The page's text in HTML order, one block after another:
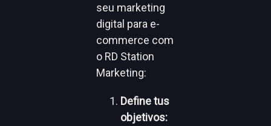
seu marketing
digital para e-
commerce com
o RD Station
Marketing:
Define tus
objetivos: